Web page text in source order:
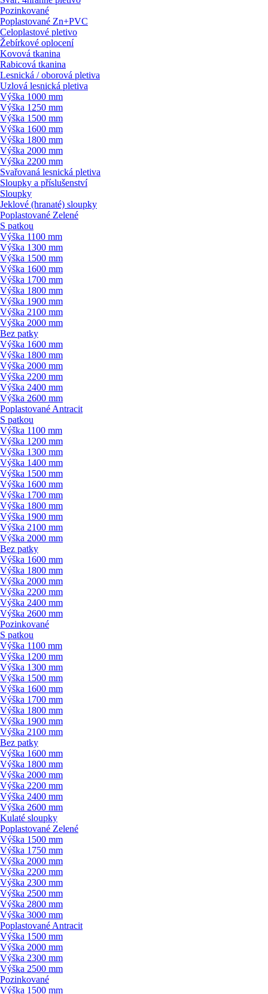
Pozinkované
Poplastované Zn+PVC
Celoplastové pletivo
Žebírkové oplocení
Kovová tkanina
Rabicová tkanina
Lesnická / oborová pletiva
Uzlová lesnická pletiva
Výška 1000 mm
Výška 1250 mm
Výška 1500 mm
Výška 1600 mm
Výška 1800 mm
Výška 2000 mm
Výška 2200 mm
Svařovaná lesnická pletiva
Sloupky a příslušenství
Sloupky
Jeklové (hranaté) sloupky
Poplastované Zelené
S patkou
Výška 1100 mm
Výška 1300 mm
Výška 1500 mm
Výška 1600 mm
Výška 1700 mm
Výška 1800 mm
Výška 1900 mm
Výška 2100 mm
Výška 2000 mm
Bez patky
Výška 1600 mm
Výška 1800 mm
Výška 2000 mm
Výška 2200 mm
Výška 2400 mm
Výška 2600 mm
Poplastované Antracit
S patkou
Výška 1100 mm
Výška 1200 mm
Výška 1300 mm
Výška 1400 mm
Výška 1500 mm
Výška 1600 mm
Výška 1700 mm
Výška 1800 mm
Výška 1900 mm
Výška 2100 mm
Výška 2000 mm
Bez patky
Výška 1600 mm
Výška 1800 mm
Výška 2000 mm
Výška 2200 mm
Výška 2400 mm
Výška 2600 mm
Pozinkované
S patkou
Výška 1100 mm
Výška 1200 mm
Výška 1300 mm
Výška 1500 mm
Výška 1600 mm
Výška 1700 mm
Výška 1800 mm
Výška 1900 mm
Výška 2100 mm
Bez patky
Výška 1600 mm
Výška 1800 mm
Výška 2000 mm
Výška 2200 mm
Výška 2400 mm
Výška 2600 mm
Kulaté sloupky
Poplastované Zelené
Výška 1500 mm
Výška 1750 mm
Výška 2000 mm
Výška 2200 mm
Výška 2300 mm
Výška 2500 mm
Výška 2800 mm
Výška 3000 mm
Poplastované Antracit
Výška 1500 mm
Výška 2000 mm
Výška 2300 mm
Výška 2500 mm
Pozinkované
Výška 1500 mm